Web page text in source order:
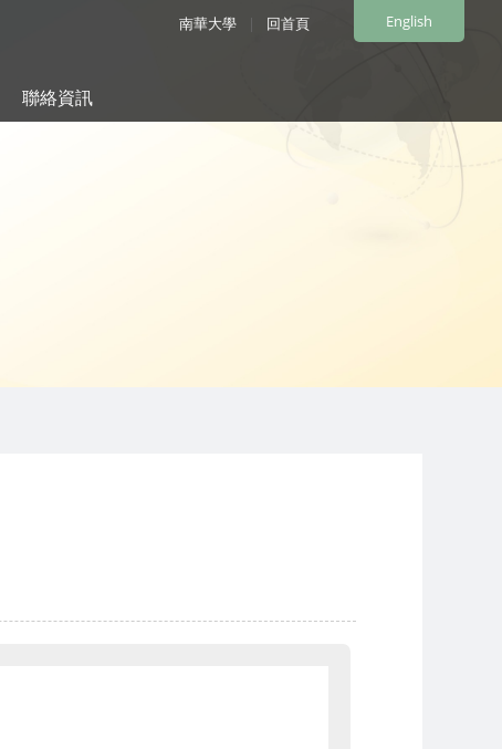
聯絡資訊
南華大學 | 回首頁 English